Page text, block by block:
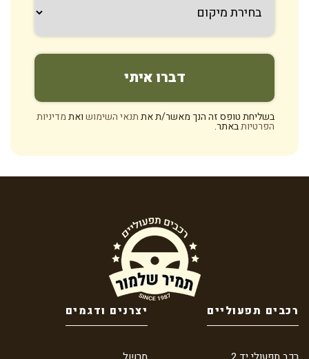
בשליחת טופס זה הנך מאשר/ת אתתנאי השימושואתמדיניות
הפרטיותבאתר.
רכבים תפעוליים יצרנים ודגמים